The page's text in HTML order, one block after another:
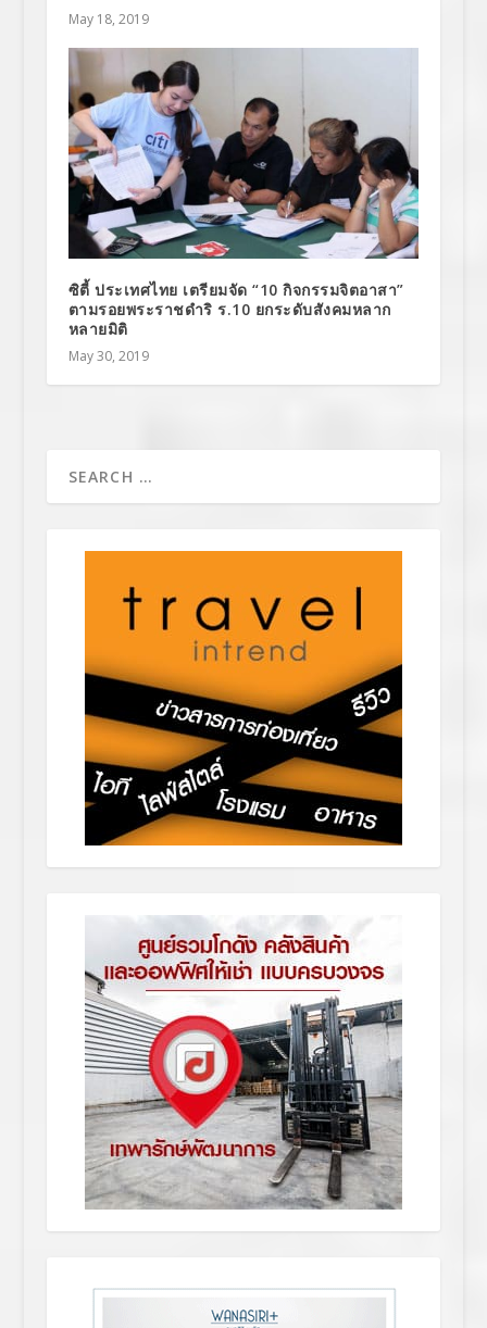
May 18, 2019
ซิตี้ ประเทศไทย เตรียมจัด “10 กิจกรรมจิตอาสา”
ตามรอยพระราชดำริ ร.10 ยกระดับสังคมหลาก
หลายมิติ
May 30, 2019